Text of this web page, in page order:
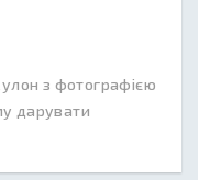
з фотографією
дарувати